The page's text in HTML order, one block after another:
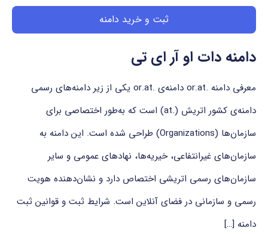
ثبت و خرید دامنه
دامنه دات او آر ای تی
معرفی دامنه .or.at دامنه‌ی .or.at یکی از زیر دامنه‌های رسمی
دامنه‌ی کشور اتریش (.at) است که به‌طور اختصاصی برای
سازمان‌ها (Organizations) طراحی شده است. این دامنه به
سازمان‌های غیرانتفاعی، خیریه‌ها، نهادهای عمومی و سایر
سازمان‌های رسمی اتریشی اختصاص دارد و نشان‌دهنده هویت
رسمی و سازمانی در فضای آنلاین است. شرایط ثبت و قوانین ثبت
دامنه […]